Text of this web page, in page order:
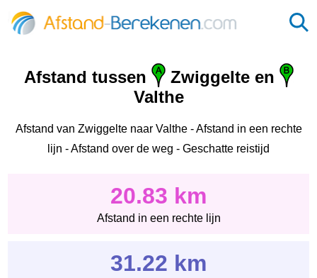
Afstand tussen
Zwiggelte en
Valthe
Afstand van Zwiggelte naar Valthe - Afstand in een rechte
lijn - Afstand over de weg - Geschatte reistijd
20.83 km
Afstand in een rechte lijn
31.22 km